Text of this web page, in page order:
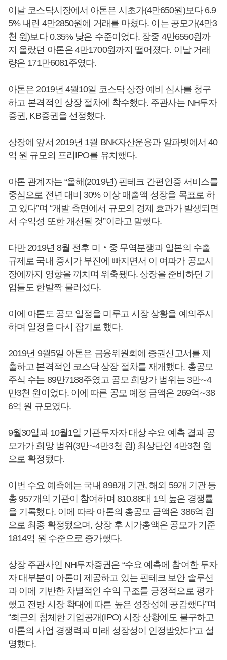
이날 코스닥시장에서 아톤은 시초가(4만650원)보다 6.9
5% 내린 4만2850원에 거래를 마쳤다. 이는 공모가(4만3
천 원)보다 0.35% 낮은 수준이었다. 장중 4만6550원까
지 올랐던 아톤은 4만1700원까지 떨어졌다. 이날 거래
량은 171만6081주였다.
아톤은 2019년 4월10일 코스닥 상장 예비 심사를 청구
하고 본격적인 상장 절차에 착수했다. 주관사는 NH투자
증권, KB증권을 선정했다.
상장에 앞서 2019년 1월 BNK자산운용과 알파벳에서 40
억 원 규모의 프리IPO를 유치했다.
아톤 관계자는 “올해(2019년) 핀테크 간편인증 서비스를
중심으로 전년 대비 30% 이상 매출액 성장을 목표로 하
고 있다”며 “개발 측면에서 규모의 경제 효과가 발생되면
서 수익성 또한 개선될 것”이라고 말했다.
다만 2019년 8월 전후 미‧중 무역분쟁과 일본의 수출
규제로 국내 증시가 부진에 빠지면서 이 여파가 공모시
장에까지 영향을 끼치며 위축됐다. 상장을 준비하던 기
업들도 한발짝 물러섰다.
이에 아톤도 공모 일정을 미루고 시장 상황을 예의주시
하며 일정을 다시 잡기로 했다.
2019년 9월5일 아톤은 금융위원회에 증권신고서를 제
출하고 본격적인 코스닥 상장 절차를 재개했다. 총공모
주식 수는 89만7188주였고 공모 희망가 범위는 3만∼4
만3천 원이었다. 이에 따른 공모 예정 금액은 269억∼38
6억 원 규모였다.
9월30일과 10월1일 기관투자자 대상 수요 예측 결과 공
모가가 희망 범위(3만∼4만3천 원) 최상단인 4만3천 원
으로 확정됐다.
이번 수요 예측에는 국내 898개 기관, 해외 59개 기관 등
총 957개의 기관이 참여하며 810.88대 1의 높은 경쟁률
을 기록했다. 이에 따라 아톤의 총공모 금액은 386억 원
으로 최종 확정됐으며, 상장 후 시가총액은 공모가 기준
1814억 원 수준으로 증가했다.
상장 주관사인 NH투자증권은 “수요 예측에 참여한 투자
자 대부분이 아톤이 제공하고 있는 핀테크 보안 솔루션
과 이에 기반한 차별적인 수익 구조를 긍정적으로 평가
했고 전방 시장 확대에 따른 높은 성장성에 공감했다”며
“최근의 침체한 기업공개(IPO) 시장 상황에도 불구하고
아톤의 사업 경쟁력과 미래 성장성이 인정받았다”고 설
명했다.